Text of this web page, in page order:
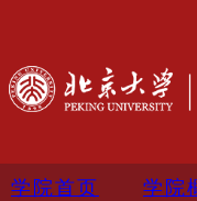
学院首页 学院